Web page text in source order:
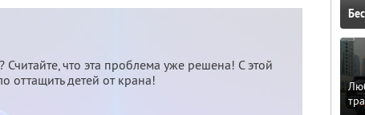
что эта проблема уже решена! С этой
оттащить детей от крана!